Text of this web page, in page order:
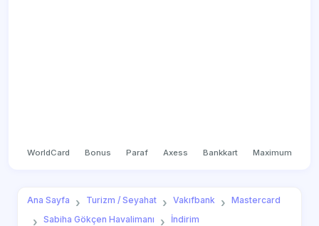
WorldCard Bonus Paraf Axess Bankkart Maximum
Ana Sayfa Turizm / Seyahat Vakıfbank
Mastercard
Sabiha Gökçen Havalimanı
İndirim